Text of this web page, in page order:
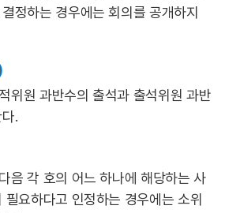
정하는 경우에는 회의를 공개하지
위원 과반수의 출석과 출석위원 과반
.
음 각 호의 어느 하나에 해당하는 사
요하다고 인정하는 경우에는 소위